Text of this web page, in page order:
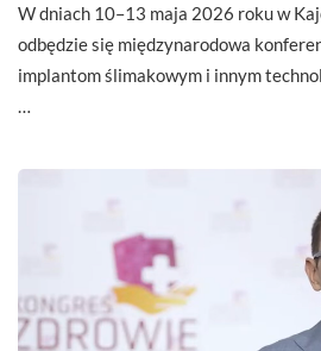
W dniach 10–13 maja 2026 roku w
odbędzie się międzynarodowa
implantom ślimakowym i innym
…